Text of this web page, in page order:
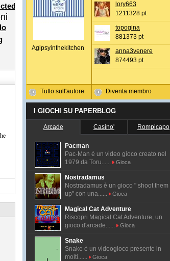
Agipsyinthekitchen
Tutto sull'autore
lory663
1211328 pt
topogina
881373 pt
anna3venere
874493 pt
Diventa membro
I GIOCHI SU PAPERBLOG
Arcade Casino' Rompicapo
Pacman
Pac-Man é un video gioco creato nel
1979 da Toru......
Gioca
Nostradamus
Nostradamus è un gioco " shoot them
up" con una......
Gioca
Magical Cat Adventure
Riscopri Magical Cat Adventure, un
gioco d'arcade......
Gioca
Snake
Snake è un videogioco presente in
molti......
Gioca